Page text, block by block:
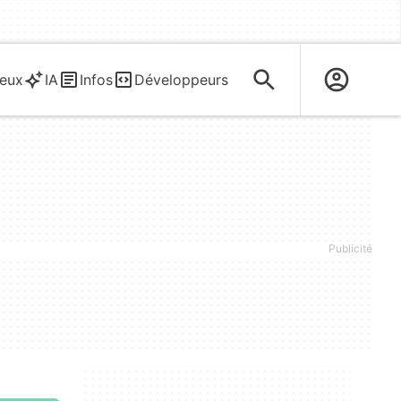
IA Infos Développeurs